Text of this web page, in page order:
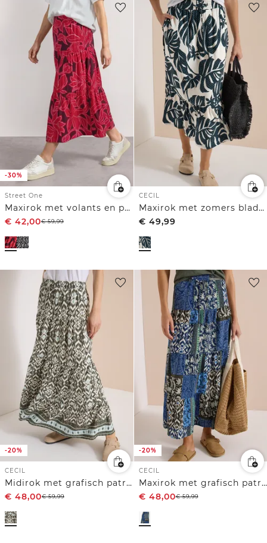
-30%
Street One
Maxirok met volants en print
€ 42,00€59,99
CECIL
Maxirok met zomers bladmotief
€ 49,99
-20%
CECIL
Midirok met grafisch patroon
€ 48,00€59,99
-20%
CECIL
Maxirok met grafisch patroon
€ 48,00€59,99